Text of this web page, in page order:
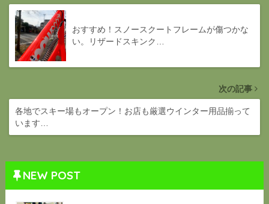
おすすめ！スノースクートフレームが傷つかな
い。リザードスキンク…
次の記事
各地でスキー場もオープン！お店も厳選ウインター用品揃って
います…
NEW POST